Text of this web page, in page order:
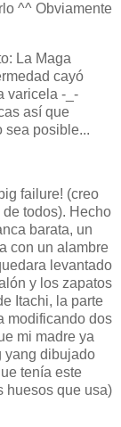
^^ Obviamente
La Maga
cayó
varicela -_-
así que
sea posible...
failure! (creo
todos). Hecho
barata, un
con un alambre
levantado
y los zapatos
Itachi, la parte
modificando dos
mi madre ya
yang dibujado
tenía este
huesos que usa)